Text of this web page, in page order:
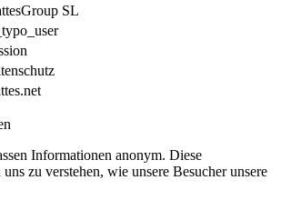
SL
Informationen anonym. Diese
zu verstehen, wie unsere Besucher unsere